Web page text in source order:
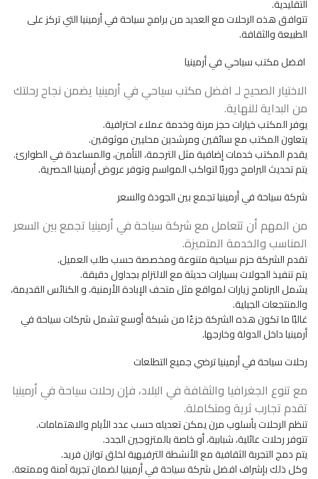
التقليدية.
تتوافق هذه الرحلات مع العديد من برامج سياحة في أرمينيا التي تركز على
الطبيعة والثقافة.
افضل مكتب سياحي في أرمينيا
الاختيار الصحيح لـ افضل مكتب سياحي في أرمينيا يضمن نجاح رحلتك
من البداية للنهاية.
يوفر المكتب خيارات حجز مرنة وخدمة عملاء احترافية.
يتعاون المكتب مع سائقين ومرشدين محليين موثوقين.
يقدم المكتب خدمات إضافية مثل الترجمة، التأمين، والمساعدة في الطوارئ.
يتم تحديث البرامج دوريًا لتواكب المواسم وتوفر عروض أرمينيا الحصرية.
شركة سياحة في أرمينيا تجمع بين الجودة والسعر
من المهم أن تتعامل مع شركة سياحة في أرمينيا تجمع بين السعر
المناسب والخدمة المتميزة.
تقدم الشركة حزم سياحية متنوعة ومخصصة حسب طلب العميل.
يتم تنفيذ الجولات بسيارات حديثة مع الالتزام بجداول دقيقة.
يشمل البرنامج زيارات لمواقع مثل متحف الإبادة الأرمنية، و الكنائس القديمة،
والمنتجعات الجبلية.
غالبًا ما تكون هذه الشركة جزءًا من شبكة أوسع تشمل شركات سياحة في
أرمينيا داخل الدولة وخارجها.
رحلات سياحة في أرمينيا ترضي جميع التطلعات
مع تنوع الجغرافيا والثقافة في البلاد، فإن رحلات سياحة في أرمينيا
تقدم تجارب ثرية ومتكاملة.
تنظم الرحلات بأسلوب مرن يمكن تعديله حسب عدد الأيام والاهتمامات.
تتوفر رحلات عائلية، شبابية، أو خاصة بالمتزوجين الجدد.
يتم دمج التجربة الثقافية مع الأنشطة الترفيهية لخلق توازن فريد.
وكل ذلك بإشراف افضل شركة سياحة في أرمينيا لضمان تجربة آمنة وممتعة.